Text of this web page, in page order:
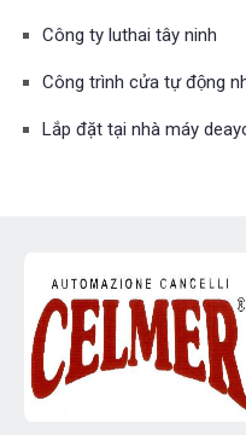
Công ty luthai tây ninh
Công trình cửa tự động
Lắp đặt tại nhà máy